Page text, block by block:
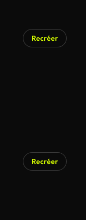
Recréer
Recréer